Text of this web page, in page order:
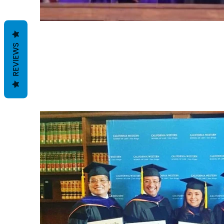
REVIEWS